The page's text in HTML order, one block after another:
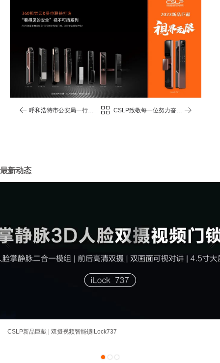
呼和浩特市公安局一行莅 CSLP致敬每一位努力奋斗
最新动态
CSLP新品巨献 | 双摄视频智能锁iLock737